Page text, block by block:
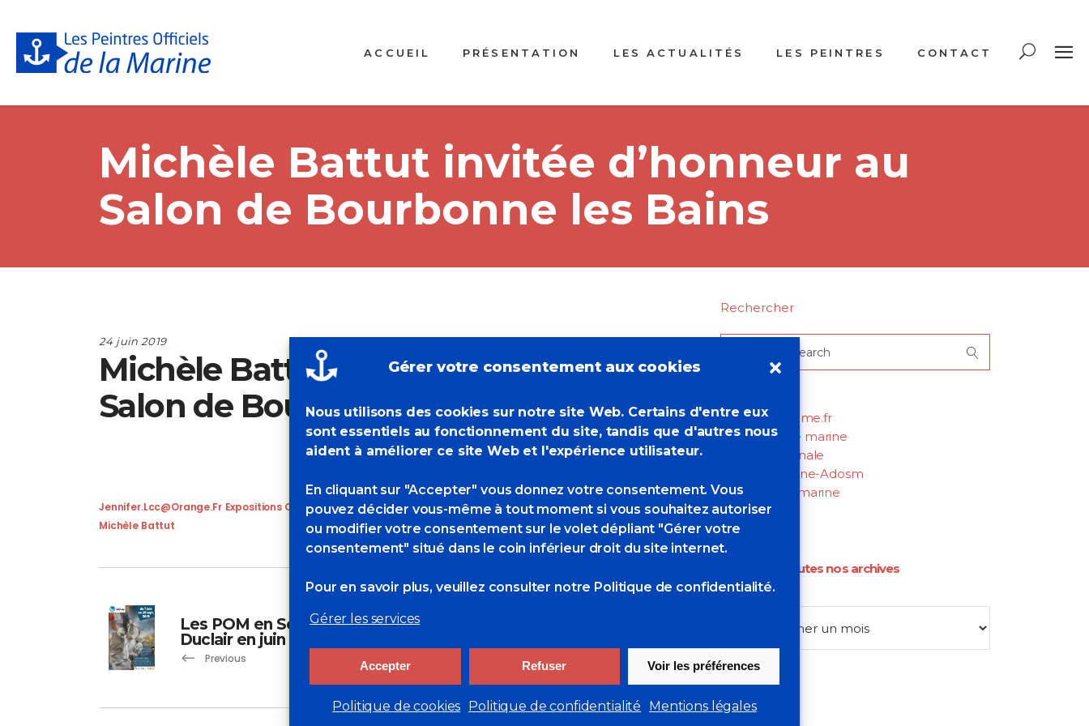
Gérer votre consentement aux cookies
Nous utilisons des cookies sur notre site Web. Certains d'entre eux
sont essentiels au fonctionnement du site, tandis que d'autres nous
aident à améliorer ce site Web et l'expérience utilisateur.
En cliquant sur "Accepter" vous donnez votre consentement. Vous
pouvez décider vous-même à tout moment si vous souhaitez autoriser
ou modifier votre consentement sur le volet dépliant "Gérer votre
consentement" situé dans le coin inférieur droit du site internet.
Pour en savoir plus, veuillez consulter notre Politique de confidentialité.
Gérer les services
Accepter Refuser Voir les préférences
Politique de cookies Politique de confidentialité Mentions légales
ACCUEIL PRÉSENTATION LES ACTUALITÉS LES PEINTRES CONTACT
Michèle Battut invitée d’honneur au
Salon de Bourbonne les Bains
24 juin 2019
Michèle Battut invitée d’honneur au
Salon de Bourbonne les Bains
Jennifer.lcc@orange.fr Expositions Collectives
Michèle Battut
0 Likes
Les POM en Scène à
Duclair en juin 2019
Previous
Participation des POM au salon la Mer
Rechercher
cluster-maritime.fr
Académie de marine
Marine Nationale
Entraide Marine-Adosm
Musée de la marine
Net-Marine
Retrouvez toutes nos archives
Archives